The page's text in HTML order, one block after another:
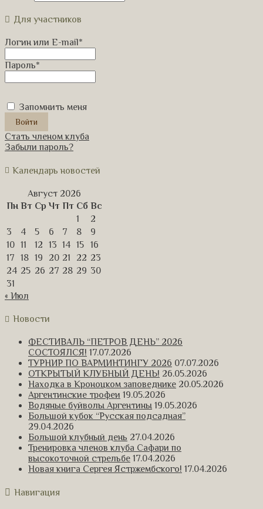
Для участников
Логин или E-mail*
Пароль*
Запомнить меня
Стать членом клуба
Забыли пароль?
Календарь новостей
Август 2026
Пн Вт Ср Чт Пт Сб Вс
1
2
3
4 5 6 7 8
9
10 11 12 13 14 15
16
17
18 19 20 21 22 23
24 25 26 27 28 29 30
31
« Июл
Новости
ФЕСТИВАЛЬ “ПЕТРОВ ДЕНЬ” 2026
СОСТОЯЛСЯ! 17.07.2026
ТУРНИР ПО ВАРМИНТИНГУ 2026 07.07.2026
ОТКРЫТЫЙ КЛУБНЫЙ ДЕНЬ! 26.05.2026
Находка в Кроноцком заповеднике 20.05.2026
Аргентинские трофеи 19.05.2026
Водяные буйволы Аргентины 19.05.2026
Большой кубок “Русская подсадная”
29.04.2026
Большой клубный день 27.04.2026
Тренировка членов клуба Сафари по
высокоточной стрельбе 17.04.2026
Новая книга Сергея Ястржембского! 17.04.2026
Навигация